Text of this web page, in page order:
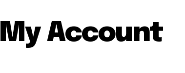
My Account